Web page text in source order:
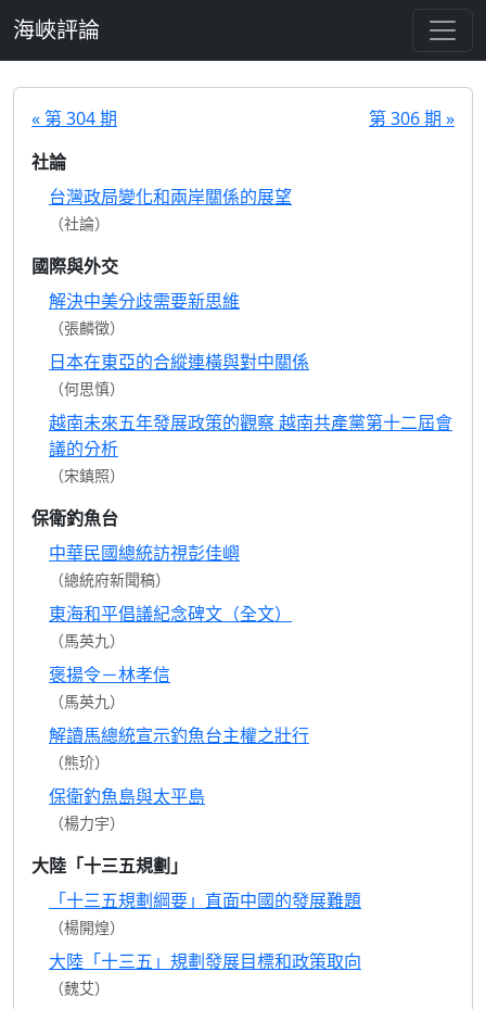
海峽評論
« 第 304 期
第 306 期 »
社論
台灣政局變化和兩岸關係的展望
（社論）
國際與外交
解決中美分歧需要新思維
（張麟徵）
日本在東亞的合縱連橫與對中關係
（何思慎）
越南未來五年發展政策的觀察 越南共產黨第十二屆會
議的分析
（宋鎮照）
保衛釣魚台
中華民國總統訪視彭佳嶼
（總統府新聞稿）
東海和平倡議紀念碑文（全文）
（馬英九）
褒揚令－林孝信
（馬英九）
解讀馬總統宣示釣魚台主權之壯行
（熊玠）
保衛釣魚島與太平島
（楊力宇）
大陸「十三五規劃」
「十三五規劃綱要」直面中國的發展難題
（楊開煌）
大陸「十三五」規劃發展目標和政策取向
（魏艾）